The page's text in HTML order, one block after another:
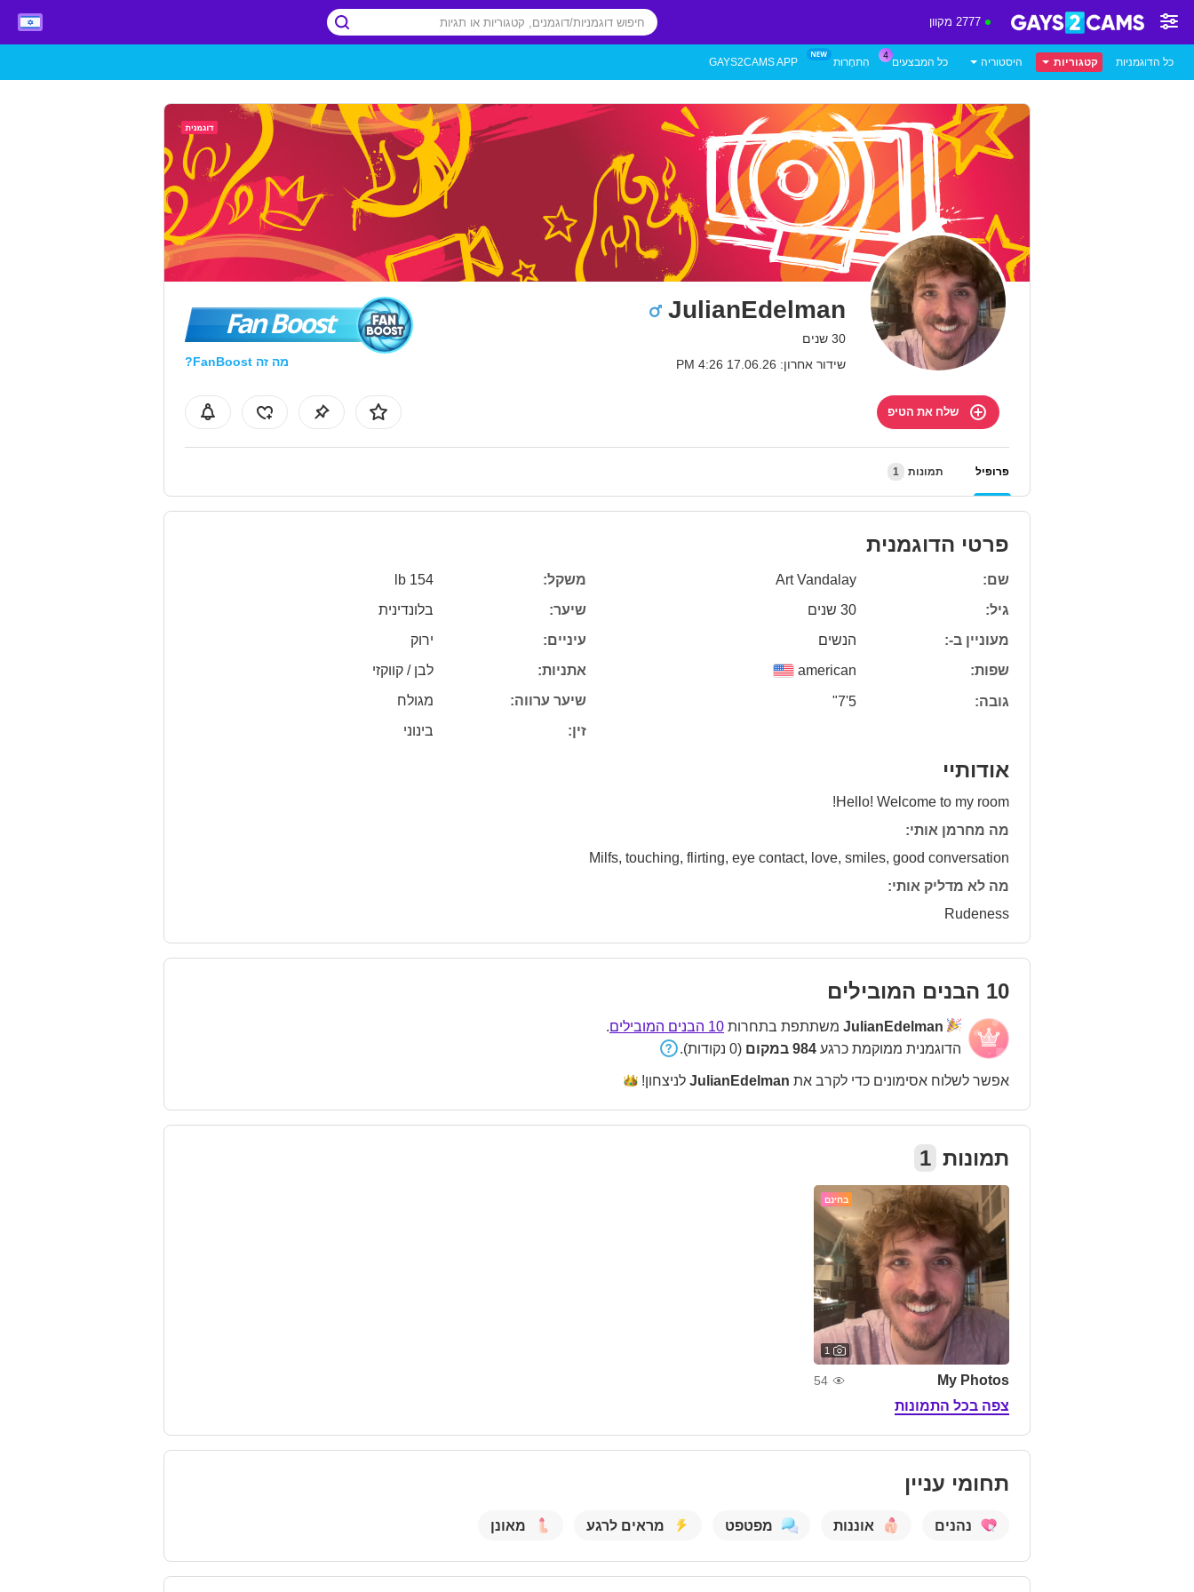
2777 מקוון
כל הדוגמניות קטגוריות היסטוריה כל המבצעים הִתחָרוּת GAYS2CAMS APP
JulianEdelman
30 שנים
שידור אחרון: 17.06.26 4:26 PM
Fan Boost
מה זה FanBoost?
שלח את הטיפ
פרופיל תמונות 1
פרטי הדוגמנית
שם:
Art Vandalay
גיל:
30 שנים
מעוניין ב-:
הנשים
שפות:
american
גובה: 5'7"
משקל:
154 lb
שיער:
בלונדינית
עיניים:
ירוק
אתניות:
לבן / קווקזי
שיער ערווה:
מגולח
זין:
בינוני
אודותיי
Hello! Welcome to my room!
מה מחרמן אותי:
Milfs, touching, flirting, eye contact, love, smiles, good conversation
מה לא מדליק אותי:
Rudeness
10 הבנים המובילים
JulianEdelman משתתפת בתחרות 10 הבנים המובילים
.
הדוגמנית ממוקמת כרגע 984 במקום (0 נקודות).
אפשר לשלוח אסימונים כדי לקרב את JulianEdelman לניצחון!
תמונות 1
בחינם
1
My Photos
54
צפה בכל התמונות
תחומי עניין
נהנים אוננות מפטפט מראים לרגע מאונן